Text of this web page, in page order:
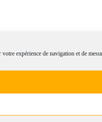
expérience de navigation et de